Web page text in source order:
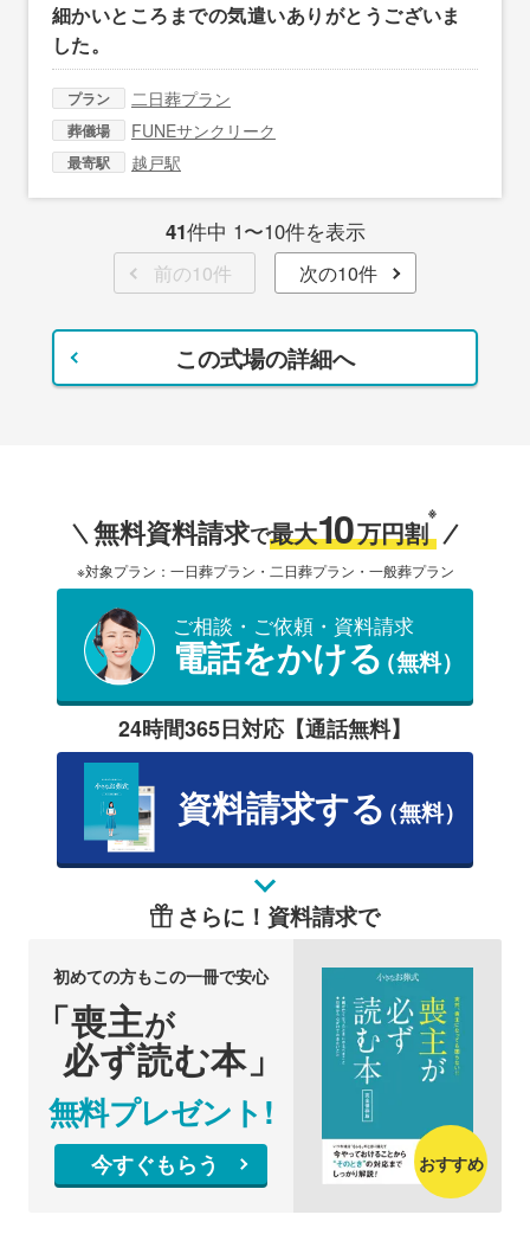
細かいところまでの気遣いありがとうございま
した。
プラン 二日葬プラン
葬儀場 FUNEサンクリーク
最寄駅 越戸駅
41件中 1〜10件を表示
前の10件 次の10件
この式場の詳細へ
無料資料請求で最大10万円割
※
※対象プラン：一日葬プラン・二日葬プラン・一般葬プラン
ご相談・ご依頼・資料請求
電話をかける（無料）
24時間365日対応【通話無料】
資料請求する（無料）
さらに！資料請求で
初めての方もこの一冊で安心
「喪主が
必ず読む本」
無料プレゼント!
今すぐもらう おすすめ